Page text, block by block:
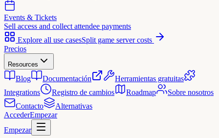
Events & Tickets
Sell access and collect attendee payments
Explore all use casesSplit game server costs
Precios
Resources
Blog Documentación
Herramientas gratuitas
Integrations
Registro de cambios Roadmap
Sobre nosotros
Contacto
Alternativas
AccederEmpezar
Empezar